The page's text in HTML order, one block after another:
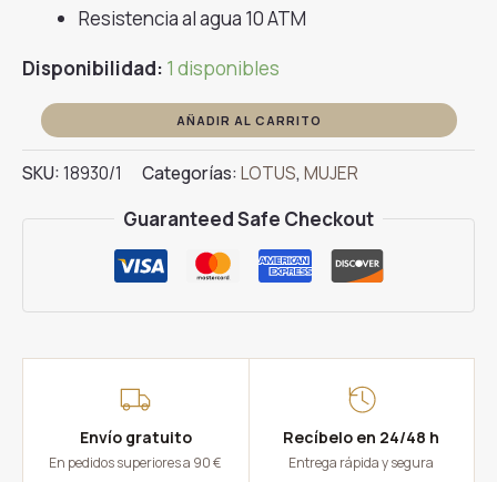
Resistencia al agua 10 ATM
Disponibilidad: 1 disponibles
Reloj
LOTUS
FREEDOM
AÑADIR AL CARRITO
SKU:18930/1 Categorías:LOTUS,MUJER
Guaranteed Safe Checkout
Envío gratuito
En pedidos superiores a 90 €
Recíbelo en 24/48 h
Entrega rápida y segura